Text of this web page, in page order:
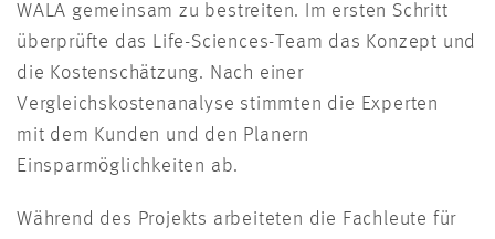
WALA gemeinsam zu bestreiten. Im ersten Schritt
überprüfte das Life-Sciences-Team das Konzept und
die Kostenschätzung. Nach einer
Vergleichskostenanalyse stimmten die Experten
mit dem Kunden und den Planern
Einsparmöglichkeiten ab.
Während des Projekts arbeiteten die Fachleute für